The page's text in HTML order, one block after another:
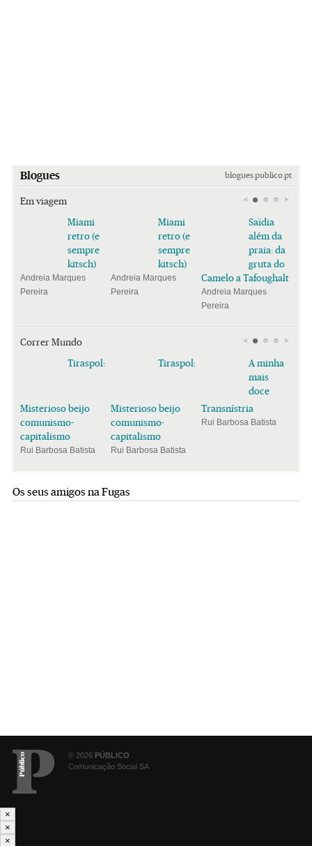
Blogues blogues.publico.pt
Em viagem
Miami
retro (e
sempre
kitsch)
Andreia Marques
Pereira
Miami
retro (e
sempre
kitsch)
Andreia Marques
Pereira
Saïdia
além da
praia: da
gruta do
Camelo a Tafoughalt
Andreia Marques
Pereira
Correr Mundo
Tiraspol:
Misterioso beijo
comunismo-
capitalismo
Rui Barbosa Batista
Tiraspol:
Misterioso beijo
comunismo-
capitalismo
Rui Barbosa Batista
A minha
mais
doce
Transnístria
Rui Barbosa Batista
Os seus amigos na Fugas
© 2026 PÚBLICO
Comunicação Social SA
×
×
×